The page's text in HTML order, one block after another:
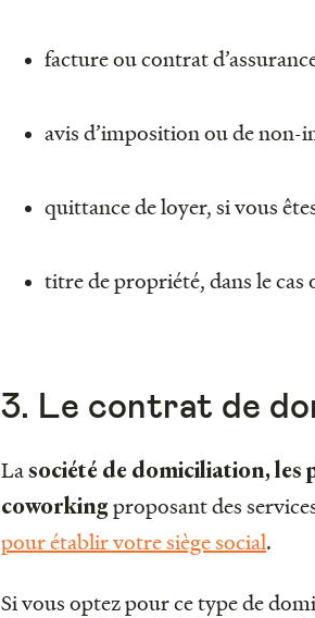
facture ou contrat
avis d’imposition ou de non-
quittance de loyer, si vous
titre de propriété, dans le
3. Le contrat de
Lasociété de domiciliation, les
coworking proposant des
pour établir votre siège social.
Si vous optez pour ce type de